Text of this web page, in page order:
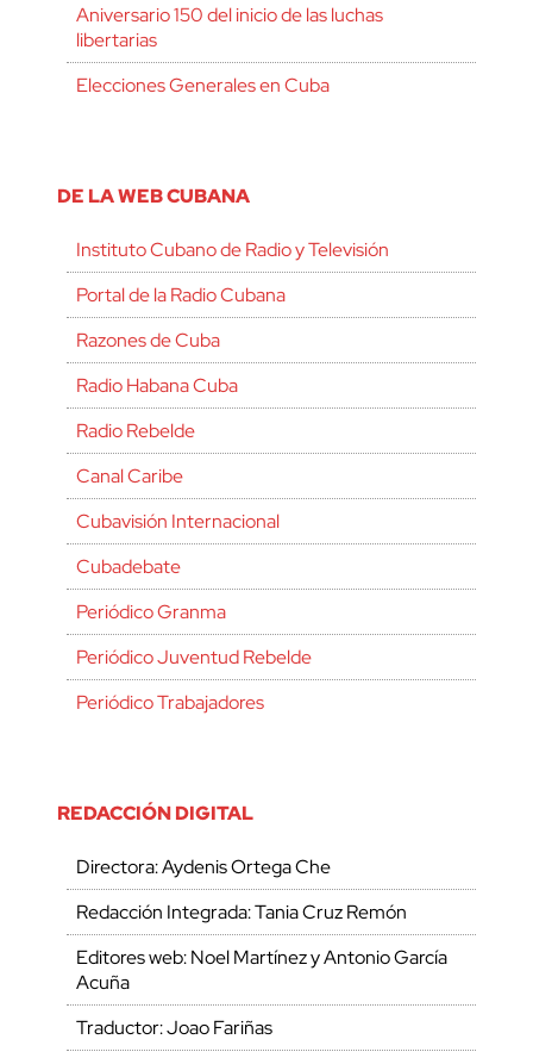
Aniversario 150 del inicio de las luchas
libertarias
Elecciones Generales en Cuba
DE LA WEB CUBANA
Instituto Cubano de Radio y Televisión
Portal de la Radio Cubana
Razones de Cuba
Radio Habana Cuba
Radio Rebelde
Canal Caribe
Cubavisión Internacional
Cubadebate
Periódico Granma
Periódico Juventud Rebelde
Periódico Trabajadores
REDACCIÓN DIGITAL
Directora: Aydenis Ortega Che
Redacción Integrada: Tania Cruz Remón
Editores web: Noel Martínez y Antonio García
Acuña
Traductor: Joao Fariñas